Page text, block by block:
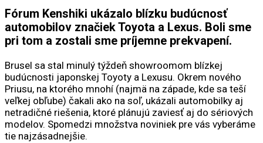
Fórum Kenshiki ukázalo blízku budúcnosť
automobilov značiek Toyota a Lexus. Boli sme
pri tom a zostali sme príjemne prekvapení.
Brusel sa stal minulý týždeň showroomom blízkej
budúcnosti japonskej Toyoty a Lexusu. Okrem nového
Priusu, na ktorého mnohí (najmä na západe, kde sa teší
veľkej obľube) čakali ako na soľ, ukázali automobilky aj
netradičné riešenia, ktoré plánujú zaviesť aj do sériových
modelov. Spomedzi množstva noviniek pre vás vyberáme
tie najzásadnejšie.